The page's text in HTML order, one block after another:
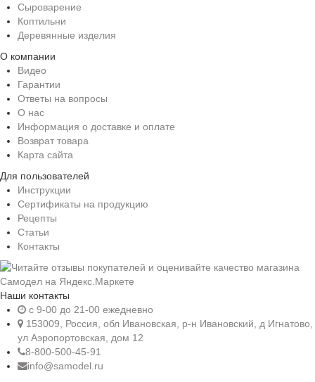
Сыроварение
Коптильни
Деревянные изделия
О компании
Видео
Гарантии
Ответы на вопросы
О нас
Информация о доставке и оплате
Возврат товара
Карта сайта
Для пользователей
Инструкции
Сертификаты на продукцию
Рецепты
Статьи
Контакты
Наши контакты
c 9-00 до 21-00 ежедневно
153009, Россия, обл Ивановская, р-н Ивановский, д Игнатово,
ул Аэропортовская, дом 12
8-800-500-45-91
info@samodel.ru